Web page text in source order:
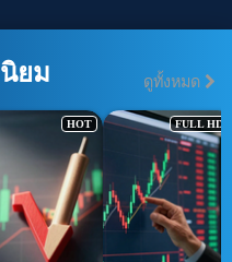
ยม ดูทั้งหมด
FULL HD NEW